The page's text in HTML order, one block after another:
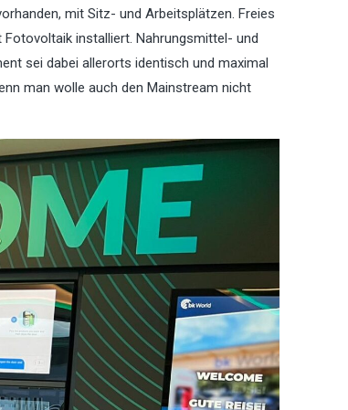
mit Sitz- und Arbeitsplätzen. Freies
Fotovoltaik installiert. Nahrungsmittel- und
sei dabei allerorts identisch und maximal
man wolle auch den Mainstream nicht